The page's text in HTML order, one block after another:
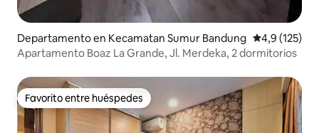
Departamento en Kecamatan Sumur Bandung Calificación
4,9 (125)
Apartamento Boaz La Grande, Jl. Merdeka, 2 dormitorios
Favorito entre huéspedes
Favorito entre huéspedes